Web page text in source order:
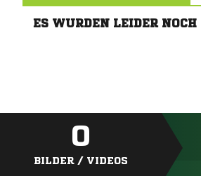
ES WURDEN LEIDER
0
BILDER / VIDEOS